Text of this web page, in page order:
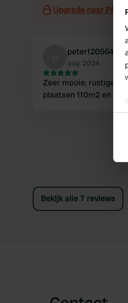
Upgrade naar PRO+
peter120564
aug. 2024
Zeer mooie, rustige
plaatsen 110m2 en
Bekijk alle 7 reviews